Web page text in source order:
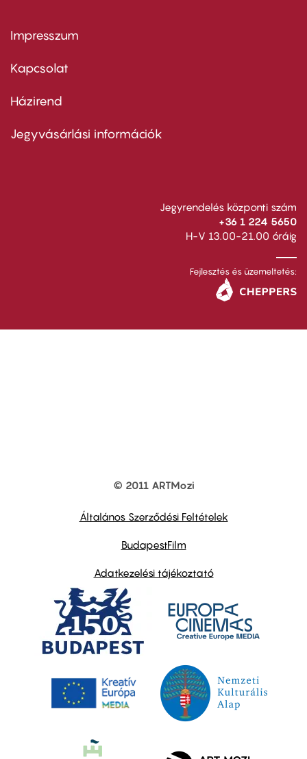
Footer
first
Impresszum
Kapcsolat
Footer
second
Házirend
Jegyvásárlási információk
Jegyrendelés központi szám
+36 1 224 5650
H-V 13.00-21.00 óráig
Fejlesztés és üzemeltetés:
© 2011 ARTMozi
Általános Szerződési Feltételek
BudapestFilm
Adatkezelési tájékoztató